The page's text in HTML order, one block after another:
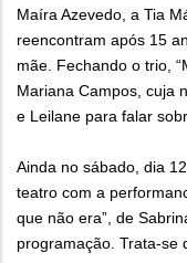
Maíra Azevedo, a Tia
reencontram após 15
mãe. Fechando o trio,
Mariana Campos, cuja
e Leilane para falar
Ainda no sábado, dia
teatro com a
que não era”, de
programação. Trata-se